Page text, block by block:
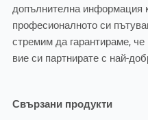
допълнителна информация
професионалното си
стремим да гарантираме, че
вие си партнирате с най-
Свързани продукти